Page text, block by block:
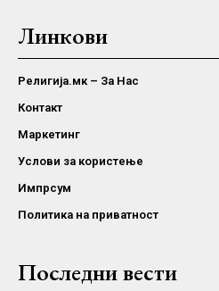
Линкови
Религија.мк – За Нас
Контакт
Маркетинг
Услови за користење
Импрсум
Политика на приватност
Последни вести